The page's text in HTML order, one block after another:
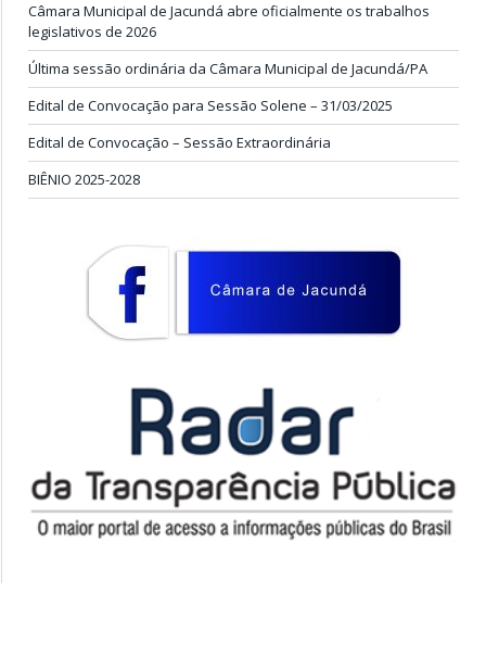
Câmara Municipal de Jacundá abre oficialmente os trabalhos
legislativos de 2026
Última sessão ordinária da Câmara Municipal de Jacundá/PA
Edital de Convocação para Sessão Solene – 31/03/2025
Edital de Convocação – Sessão Extraordinária
BIÊNIO 2025-2028